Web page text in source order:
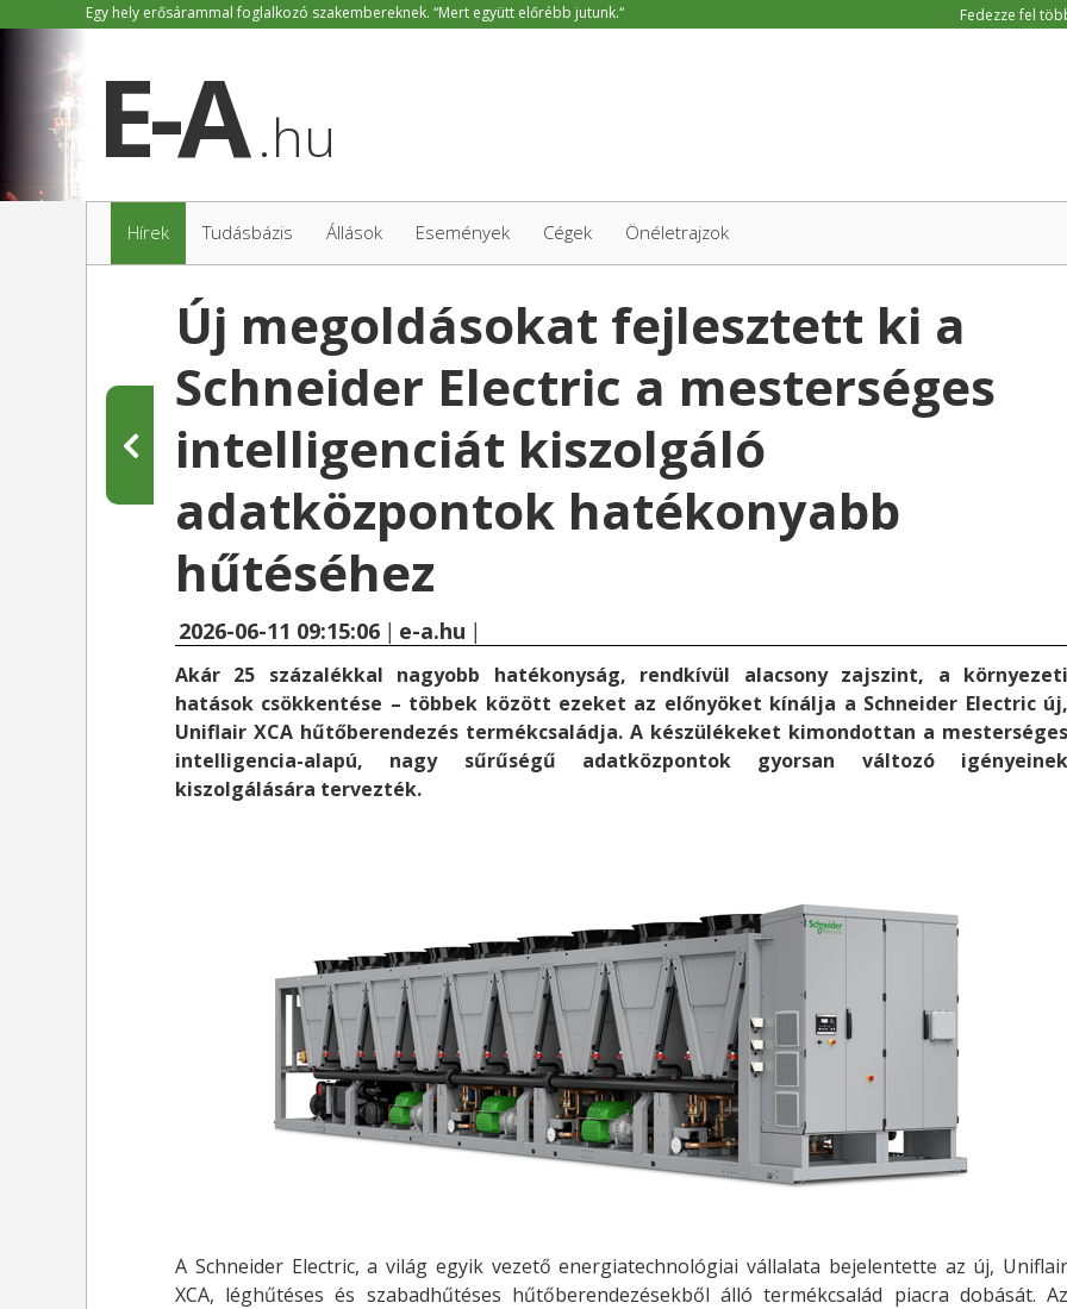
Fedezze fel
.hu
Hírek Tudásbázis Állások Események Cégek Önéletrajzok
Új megoldásokat fejlesztett ki a
Schneider Electric a mesterséges
intelligenciát kiszolgáló
adatközpontok hatékonyabb
hűtéséhez
2026-06-11 09:15:06 | e-a.hu |
Akár 25 százalékkal nagyobb hatékonyság, rendkívül alacsony zajszint, a környezeti
hatások csökkentése – többek között ezeket az előnyöket kínálja a Schneider Electric új,
Uniflair XCA hűtőberendezés termékcsaládja. A készülékeket kimondottan a mesterséges
intelligencia-alapú, nagy sűrűségű adatközpontok gyorsan változó igényeinek
kiszolgálására tervezték.
A Schneider Electric, a világ egyik vezető energiatechnológiai vállalata bejelentette az új, Uniflair
XCA, léghűtéses és szabadhűtéses hűtőberendezésekből álló termékcsalád piacra dobását. Az